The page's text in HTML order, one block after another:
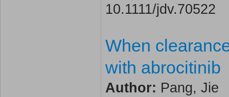
10.1111/jdv.70522
When
with abrocitinib
Author: Pang, Jie